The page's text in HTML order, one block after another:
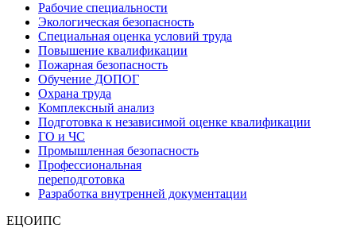
Рабочие специальности
Экологическая безопасность
Специальная оценка условий труда
Повышение квалификации
Пожарная безопасность
Обучение ДОПОГ
Охрана труда
Комплексный анализ
Подготовка к независимой оценке квалификации
ГО и ЧС
Промышленная безопасность
Профессиональная
переподготовка
Разработка внутренней документации
ЕЦОИПС